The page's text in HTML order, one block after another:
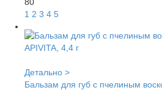
1 2 3 4 5
Детально >
Бальзам для губ с пчелиным